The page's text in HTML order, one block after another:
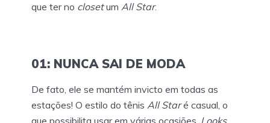
que ter no closetum All Star.
01: NUNCA SAI DE MODA
De fato, ele se mantém invicto em todas as
estações! O estilo do tênis All Staré casual, o
que possibilita usar em várias ocasiões. Looks